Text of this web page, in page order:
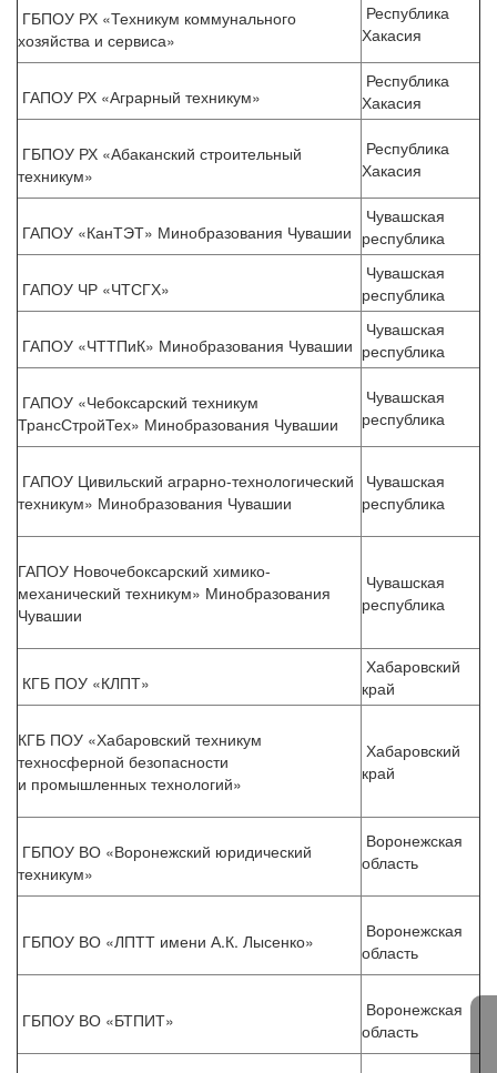
ГБПОУ РХ «Техникум коммунального
хозяйства и сервиса»
Республика
Хакасия
ГАПОУ РХ «Аграрный техникум»
Республика
Хакасия
ГБПОУ РХ «Абаканский строительный
техникум»
Республика
Хакасия
ГАПОУ «КанТЭТ» Минобразования Чувашии
Чувашская
республика
ГАПОУ ЧР «ЧТСГХ»
Чувашская
республика
ГАПОУ «ЧТТПиК» Минобразования Чувашии
Чувашская
республика
ГАПОУ «Чебоксарский техникум
ТрансСтройТех» Минобразования Чувашии
Чувашская
республика
ГАПОУ Цивильский аграрно-технологический
техникум» Минобразования Чувашии
Чувашская
республика
ГАПОУ Новочебоксарский химико-
механический техникум» Минобразования
Чувашии
Чувашская
республика
КГБ ПОУ «КЛПТ»
Хабаровский
край
КГБ ПОУ «Хабаровский техникум
техносферной безопасности
и промышленных технологий»
Хабаровский
край
ГБПОУ ВО «Воронежский юридический
техникум»
Воронежская
область
ГБПОУ ВО «ЛПТТ имени А.К. Лысенко»
Воронежская
область
ГБПОУ ВО «БТПИТ»
Воронежская
область